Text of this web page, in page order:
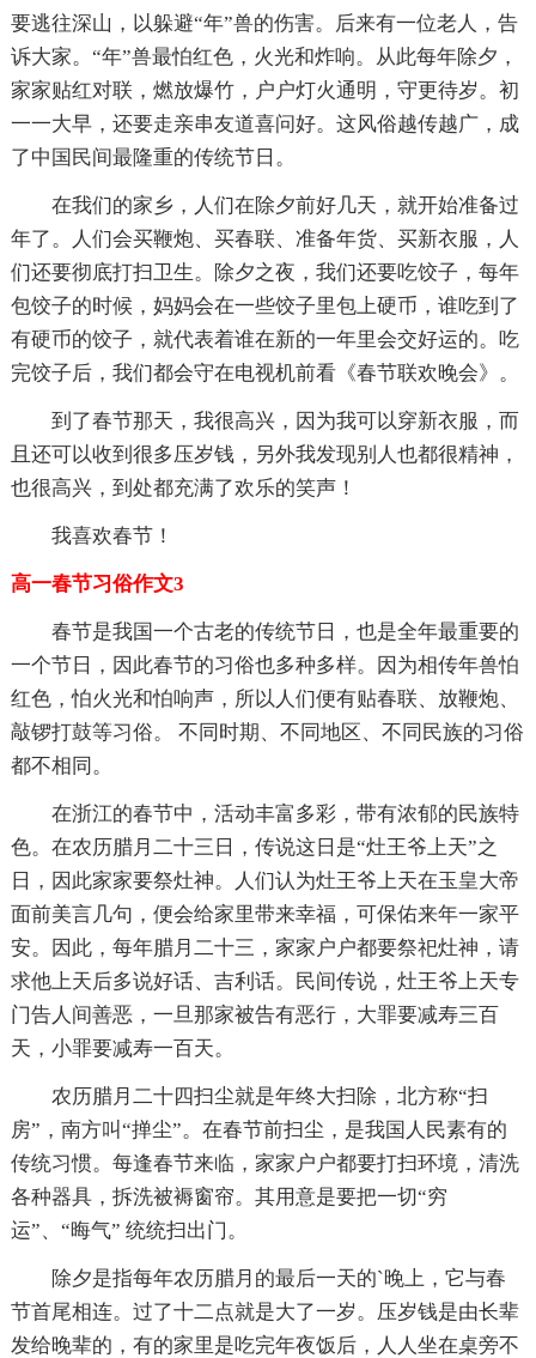
要逃往深山，以躲避“年”兽的伤害。后来有一位老人，告
诉大家。“年”兽最怕红色，火光和炸响。从此每年除夕，
家家贴红对联，燃放爆竹，户户灯火通明，守更待岁。初
一一大早，还要走亲串友道喜问好。这风俗越传越广，成
了中国民间最隆重的传统节日。
在我们的家乡，人们在除夕前好几天，就开始准备过
年了。人们会买鞭炮、买春联、准备年货、买新衣服，人
们还要彻底打扫卫生。除夕之夜，我们还要吃饺子，每年
包饺子的时候，妈妈会在一些饺子里包上硬币，谁吃到了
有硬币的饺子，就代表着谁在新的一年里会交好运的。吃
完饺子后，我们都会守在电视机前看《春节联欢晚会》。
到了春节那天，我很高兴，因为我可以穿新衣服，而
且还可以收到很多压岁钱，另外我发现别人也都很精神，
也很高兴，到处都充满了欢乐的笑声！
我喜欢春节！
高一春节习俗作文3
春节是我国一个古老的传统节日，也是全年最重要的
一个节日，因此春节的习俗也多种多样。因为相传年兽怕
红色，怕火光和怕响声，所以人们便有贴春联、放鞭炮、
敲锣打鼓等习俗。 不同时期、不同地区、不同民族的习俗
都不相同。
在浙江的春节中，活动丰富多彩，带有浓郁的民族特
色。在农历腊月二十三日，传说这日是“灶王爷上天”之
日，因此家家要祭灶神。人们认为灶王爷上天在玉皇大帝
面前美言几句，便会给家里带来幸福，可保佑来年一家平
安。因此，每年腊月二十三，家家户户都要祭祀灶神，请
求他上天后多说好话、吉利话。民间传说，灶王爷上天专
门告人间善恶，一旦那家被告有恶行，大罪要减寿三百
天，小罪要减寿一百天。
农历腊月二十四扫尘就是年终大扫除，北方称“扫
房”，南方叫“掸尘”。在春节前扫尘，是我国人民素有的
传统习惯。每逢春节来临，家家户户都要打扫环境，清洗
各种器具，拆洗被褥窗帘。其用意是要把一切“穷
运”、“晦气” 统统扫出门。
除夕是指每年农历腊月的最后一天的`晚上，它与春
节首尾相连。过了十二点就是大了一岁。压岁钱是由长辈
发给晚辈的，有的家里是吃完年夜饭后，人人坐在桌旁不